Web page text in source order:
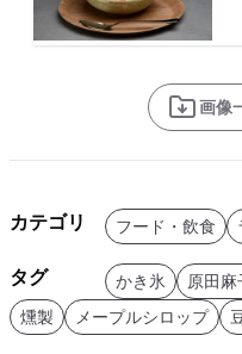
画像
カテゴリ フード・飲食
タグ かき氷 原田麻
燻製
メープルシロップ